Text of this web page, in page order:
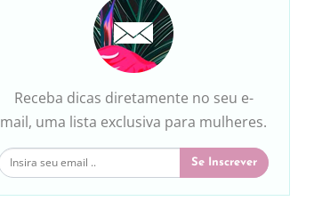
Receba dicas diretamente no seu e-
mail, uma lista exclusiva para mulheres.
Se Inscrever